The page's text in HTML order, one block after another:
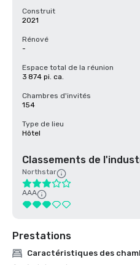
Construit
2021
Rénové
-
Espace total de la réunion
3 874 pi. ca.
Chambres d'invités
154
Type de lieu
Hôtel
Classements de
Northstar
AAA
Prestations
Caractéristiques des